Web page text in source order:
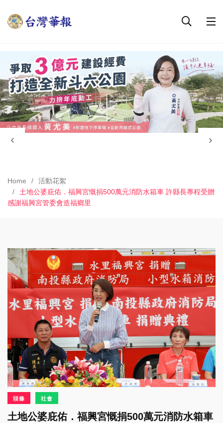
Home
活動花絮
土地公婆庇佑．福興宮慨捐500萬元消防水箱車 許縣長專程受贈
感謝福興宮管委會造福鄉里
頭條 社會
土地公婆庇佑．福興宮慨捐500萬元消防水箱車